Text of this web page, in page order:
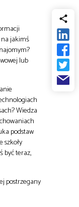
na jakimś
lub
Wiedza
podstaw
być teraz,
postrzegany